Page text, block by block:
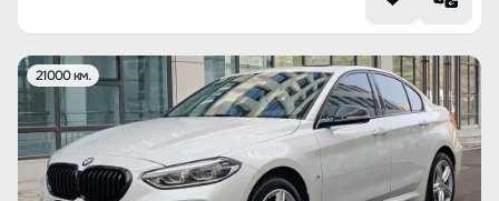
21000 км.